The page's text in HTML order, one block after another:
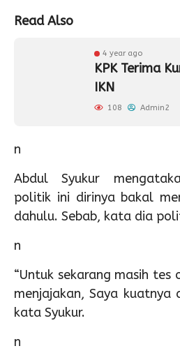
Read Also
4 year ago
KPK Terima
IKN
108 Admin2
n
Abdul Syukur
politik ini dirinya bakal
dahulu. Sebab, kata dia
n
“Untuk sekarang masih tes
menjajakan, Saya kuatnya
kata Syukur.
n